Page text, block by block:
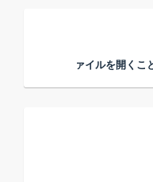
ァイルを開くこ